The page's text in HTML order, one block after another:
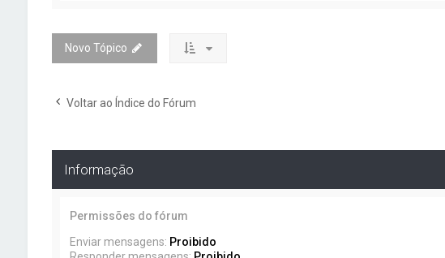
Novo Tópico
Voltar ao Índice do Fórum
Informação
Permissões do fórum
Enviar mensagens: Proibido